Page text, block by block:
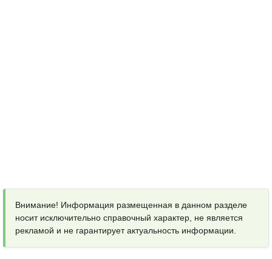
Внимание! Информация размещенная в данном разделе
носит исключительно справочный характер, не является
рекламой и не гарантирует актуальность информации.